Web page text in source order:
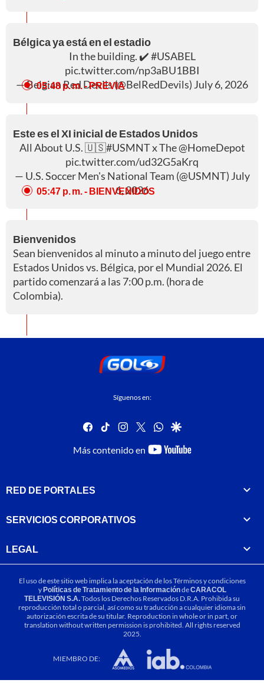
Bélgica ya está en el estadio
In the building. ✔️#USABEL
pic.twitter.com/np3aBU1BBI
— Belgian Red Devils (@BelRedDevils) July 6, 2026
05:48 p. m. - PREVIA
Este es el XI inicial de Estados Unidos
All About U.S. 🇺🇸#USMNTx The@HomeDepot
pic.twitter.com/ud32G5aKrq
— U.S. Soccer Men's National Team (@USMNT) July
6, 2026
05:47 p. m. - BIENVENIDOS
Bienvenidos
Sean bienvenidos al minuto a minuto del juego entre
Estados Unidos vs. Bélgica, por el Mundial 2026. El
partido comenzará a las 7:00 p.m. (hora de
Colombia).
Síguenos en:
facebook
tiktok instagram
twitterwhatsapp
google
Más contenido en
youtube-
RED DE PORTALES
SERVICIOS CORPORATIVOS
LEGAL
El uso de este sitio web implica la aceptación de losTérminos y condiciones
yPolíticas de Tratamiento de la InformacióndeCARACOL
TELEVISIÓN S.A.Todos los Derechos Reservados D.R.A. Prohibida su
reproducción total o parcial, así como su traducción a cualquier idioma sin
autorización escrita de su titular. Reproduction in whole or in part, or
translation without written permission is prohibited. All rights reserved
2025.
MIEMBRO DE: